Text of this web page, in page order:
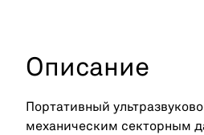
Описание
Портативный
механическим секторным